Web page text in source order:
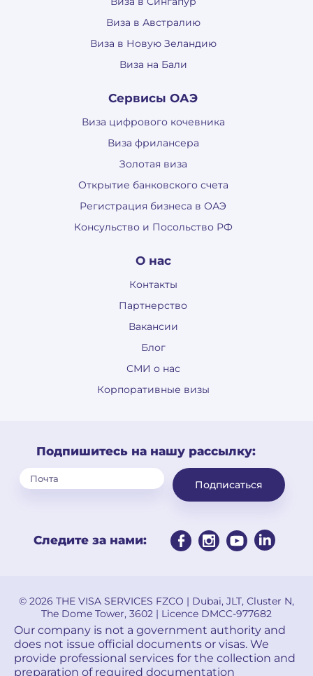
Виза в Австралию
Виза в Новую Зеландию
Виза на Бали
Сервисы ОАЭ
Виза цифрового кочевника
Виза фрилансера
Золотая виза
Открытие банковского счета
Регистрация бизнеса в ОАЭ
Консульство и Посольство РФ
О нас
Контакты
Партнерство
Вакансии
Блог
СМИ о нас
Корпоративные визы
Подпишитесь на нашу рассылку:
Подписаться
Следите за нами:
© 2026 THE VISA SERVICES FZCO | Dubai, JLT, Cluster N,
The Dome Tower, 3602 | Licence DMCC-977682
Our company is not a government authority and
does not issue official documents or visas. We
provide professional services for the collection and
preparation of required documentation